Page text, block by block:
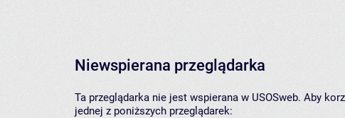
Niewspierana przeglądarka
Ta przeglądarka nie jest wspierana w USOSweb. Aby
jednej z poniższych przeglądarek: